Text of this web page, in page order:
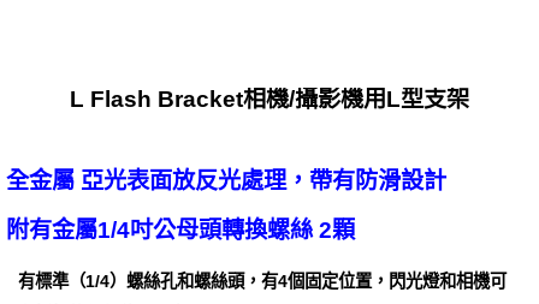
L Flash Bracket相機/攝影機用L型支架
全金屬 亞光表面放反光處理，帶有防滑設計
附有金屬1/4吋公母頭轉換螺絲 2顆
有標準（1/4）螺絲孔和螺絲頭，有4個固定位置，閃光燈和相機可